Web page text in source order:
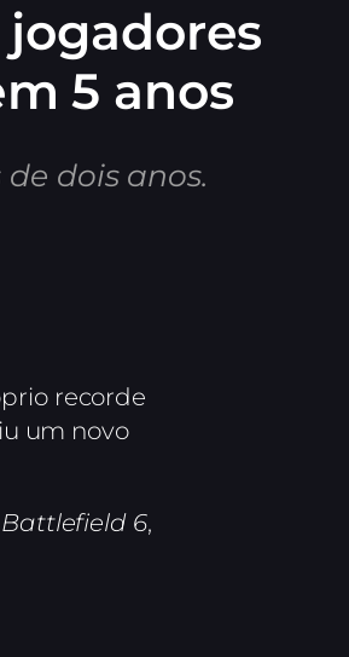
5 anos
dois anos.
recorde
um novo
Battlefield 6,